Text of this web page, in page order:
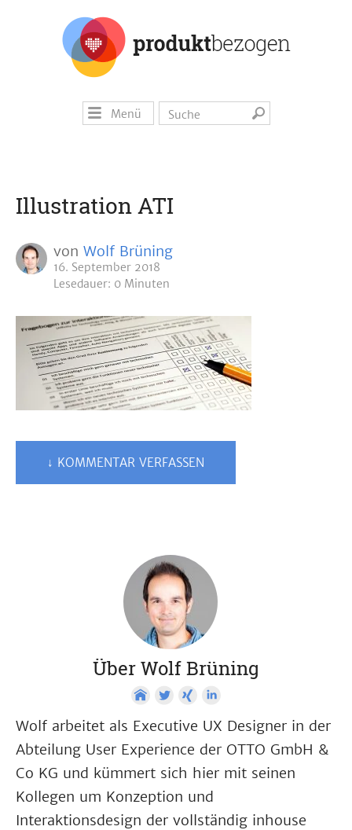
Menü
Illustration ATI
von Wolf Brüning
16. September 2018
Lesedauer: 0 Minuten
↓ KOMMENTAR VERFASSEN
Über Wolf Brüning
Wolf arbeitet als Executive UX Designer in der
Abteilung User Experience der OTTO GmbH &
Co KG und kümmert sich hier mit seinen
Kollegen um Konzeption und
Interaktionsdesign der vollständig inhouse